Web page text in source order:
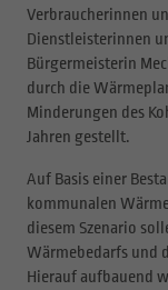
Verbraucherinnen
Dienstleisterinnen
Bürgermeisterin
durch die
Minderungen des
Jahren gestellt.
Auf Basis einer
kommunalen
diesem Szenario
Wärmebedarfs und
Hierauf aufbauend